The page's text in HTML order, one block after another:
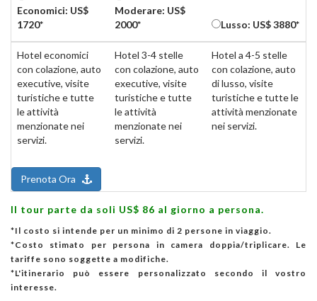
Economici: US$
1720*
Moderare: US$
2000*
Lusso: US$ 3880*
Hotel economici
con colazione, auto
executive, visite
turistiche e tutte
le attività
menzionate nei
servizi.
Hotel 3-4 stelle
con colazione, auto
executive, visite
turistiche e tutte
le attività
menzionate nei
servizi.
Hotel a 4-5 stelle
con colazione, auto
di lusso, visite
turistiche e tutte le
attività menzionate
nei servizi.
Prenota Ora
Il tour parte da soli US$ 86 al giorno a persona.
*Il costo si intende per un minimo di 2 persone in viaggio.
*Costo stimato per persona in camera doppia/triplicare. Le
tariffe sono soggette a modifiche.
*L'itinerario può essere personalizzato secondo il vostro
interesse.